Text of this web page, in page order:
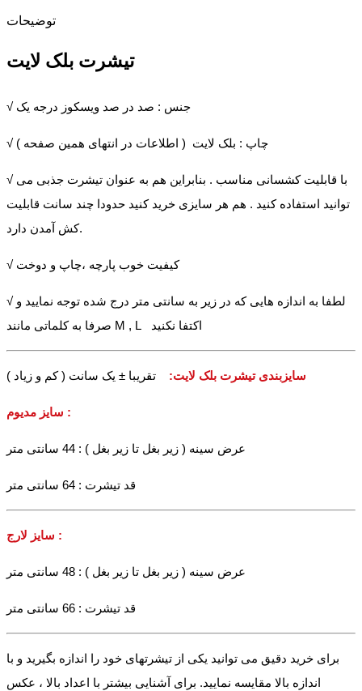
توضیحات
تیشرت بلک لایت
√ جنس : صد در صد ویسکوز درجه یک
√ با قابلیت کشسانی مناسب . بنابراین هم به عنوان تیشرت جذبی می
توانید استفاده کنید . هم هر سایزی خرید کنید حدودا چند سانت قابلیت
کش آمدن دارد.
√ کیفیت خوب پارچه ،چاپ و دوخت
√ لطفا به اندازه هایی که در زیر به سانتی متر درج شده توجه نمایید و
صرفا به کلماتی مانند M , L اکتفا نکنید
سایزبندی تیشرت بلک لایت:
سایز مدیوم :
عرض سینه ( زیر بغل تا زیر بغل ) : 44 سانتی متر
قد تیشرت : 64 سانتی متر
سایز لارج :
عرض سینه ( زیر بغل تا زیر بغل ) : 48 سانتی متر
قد تیشرت : 66 سانتی متر
برای خرید دقیق می توانید یکی از تیشرتهای خود را اندازه بگیرید و با
اندازه بالا مقایسه نمایید. برای آشنایی بیشتر با اعداد بالا ، عکس